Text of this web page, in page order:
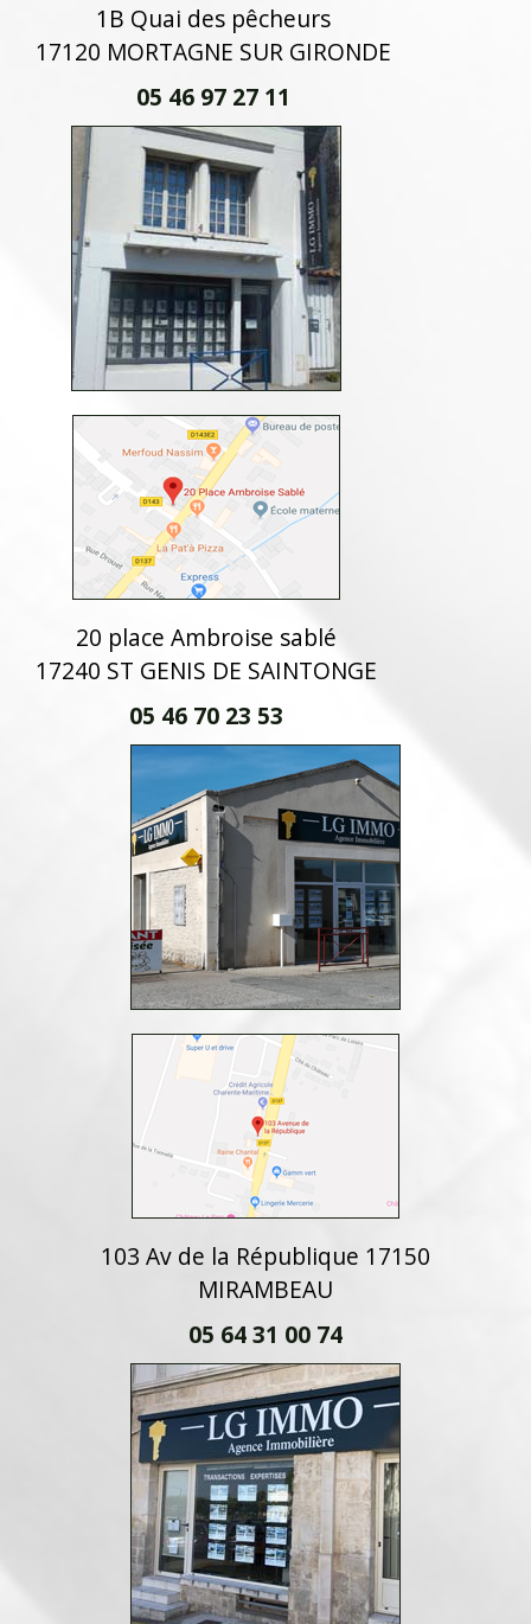
1B Quai des pêcheurs
17120 MORTAGNE SUR GIRONDE
05 46 97 27 11
20 place Ambroise sablé
17240 ST GENIS DE SAINTONGE
05 46 70 23 53
103 Av de la République 17150
MIRAMBEAU
05 64 31 00 74